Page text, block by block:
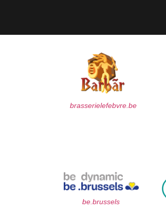
brasserielefebvre.be
be.brussels